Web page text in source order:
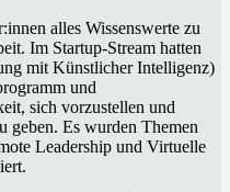
alles Wissenswerte zu
Im Startup-Stream hatten
mit Künstlicher Intelligenz)
und
sich vorzustellen und
geben. Es wurden Themen
Leadership und Virtuelle